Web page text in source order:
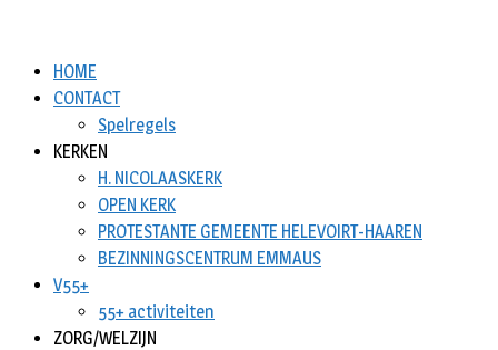
HOME
CONTACT
Spelregels
KERKEN
H. NICOLAASKERK
OPEN KERK
PROTESTANTE GEMEENTE HELEVOIRT-HAAREN
BEZINNINGSCENTRUM EMMAUS
V55+
55+ activiteiten
ZORG/WELZIJN